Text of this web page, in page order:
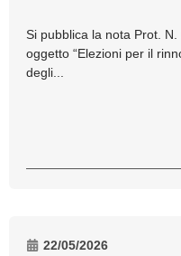
Si pubblica la nota Prot.
oggetto “Elezioni per il
degli...
22/05/2026